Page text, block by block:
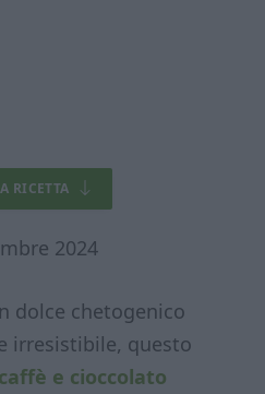
RICETTA
2024
dolce chetogenico
irresistibile, questo
e cioccolato